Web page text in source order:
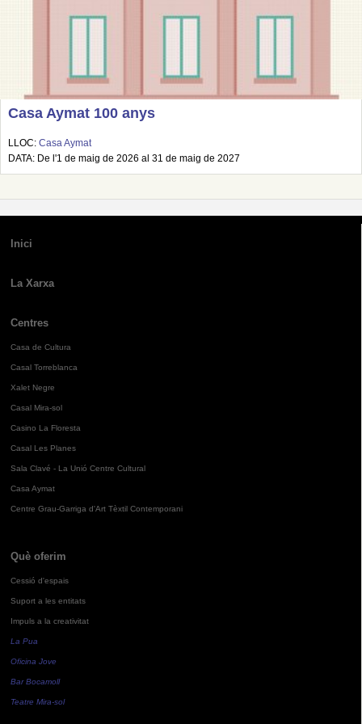
Casa Aymat 100 anys
LLOC: Casa Aymat
DATA: De l'1 de maig de 2026 al 31 de maig de 2027
Inici
La Xarxa
Centres
Casa de Cultura
Casal Torreblanca
Xalet Negre
Casal Mira-sol
Casino La Floresta
Casal Les Planes
Sala Clavé - La Unió Centre Cultural
Casa Aymat
Centre Grau-Garriga d'Art Tèxtil Contemporani
Què oferim
Cessió d'espais
Suport a les entitats
Impuls a la creativitat
La Pua
Oficina Jove
Bar Bocamoll
Teatre Mira-sol